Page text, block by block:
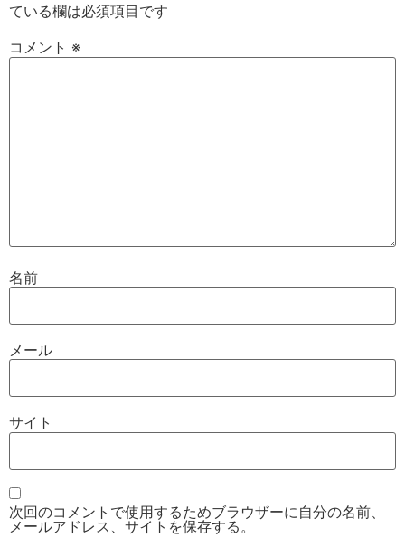
ている欄は必須項目です
コメント ※
名前
メール
サイト
次回のコメントで使用するためブラウザーに自分の名前、
メールアドレス、サイトを保存する。